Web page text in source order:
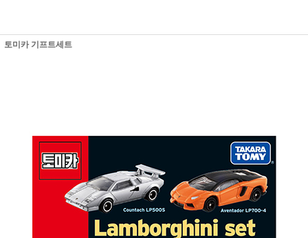
토미카 기프트세트